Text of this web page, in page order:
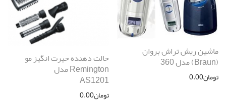
ماشین ریش تراش بروان
(Braun) مدل 360
تومان0.00
حالت دهنده حیرت انگیز مو
Remington مدل
AS1201
تومان0.00